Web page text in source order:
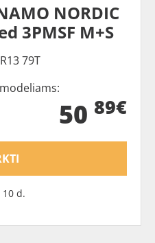
NORDIC
3PMSF M+S
79T
50 89€
d.